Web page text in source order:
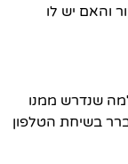
והאם יש לו
שנדרש ממנו
בשיחת הטלפון